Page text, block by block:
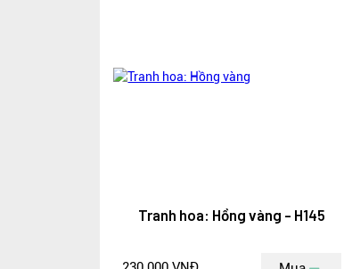
Tranh hoa: Hồng vàng - H145